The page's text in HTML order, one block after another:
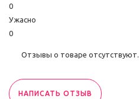
0
Ужасно
0
Отзывы о товаре отсутствуют.
НАПИСАТЬ ОТЗЫВ